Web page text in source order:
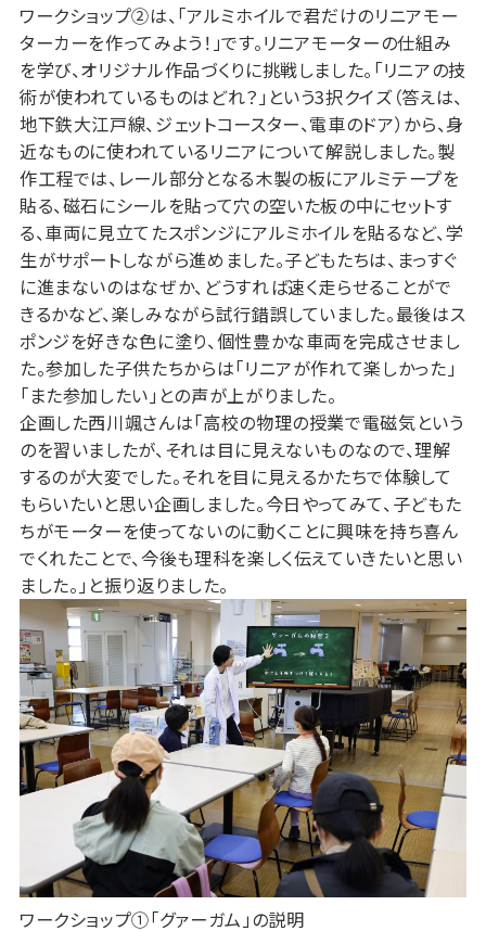
ワークショップ②は、「アルミホイルで君だけのリニアモー
ターカーを作ってみよう！」です。リニアモーターの仕組み
を学び、オリジナル作品づくりに挑戦しました。「リニアの技
術が使われているものはどれ？」という3択クイズ（答えは、
地下鉄大江戸線、ジェットコースター、電車のドア）から、身
近なものに使われているリニアについて解説しました。製
作工程では、レール部分となる木製の板にアルミテープを
貼る、磁石にシールを貼って穴の空いた板の中にセットす
る、車両に見立てたスポンジにアルミホイルを貼るなど、学
生がサポートしながら進めました。子どもたちは、まっすぐ
に進まないのはなぜか、どうすれば速く走らせることがで
きるかなど、楽しみながら試行錯誤していました。最後はス
ポンジを好きな色に塗り、個性豊かな車両を完成させまし
た。参加した子供たちからは「リニアが作れて楽しかった」
「また参加したい」との声が上がりました。
企画した西川颯さんは「高校の物理の授業で電磁気という
のを習いましたが、それは目に見えないものなので、理解
するのが大変でした。それを目に見えるかたちで体験して
もらいたいと思い企画しました。今日やってみて、子どもた
ちがモーターを使ってないのに動くことに興味を持ち喜ん
でくれたことで、今後も理科を楽しく伝えていきたいと思い
ました。」と振り返りました。
ワークショップ①「グァーガム」の説明